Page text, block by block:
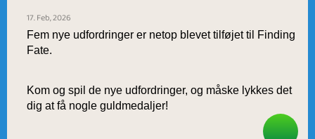
17. Feb, 2026
Fem nye udfordringer er netop blevet tilføjet til Finding
Fate.
Kom og spil de nye udfordringer, og måske lykkes det
dig at få nogle guldmedaljer!